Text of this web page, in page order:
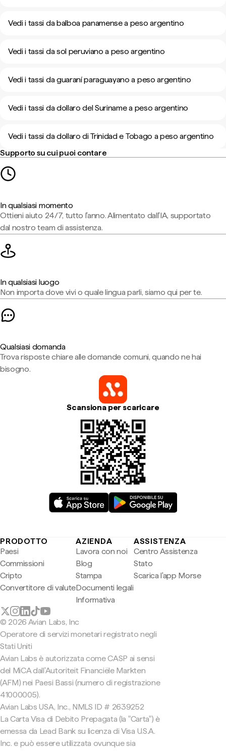
Vedi i tassi da balboa panamense a peso argentino
Vedi i tassi da sol peruviano a peso argentino
Vedi i tassi da guaraní paraguayano a peso argentino
Vedi i tassi da dollaro del Suriname a peso argentino
Vedi i tassi da dollaro di Trinidad e Tobago a peso argentino
Supporto su cui puoi contare
In qualsiasi momento
Ottieni aiuto 24/7, tutto l'anno. Alimentato dall'IA, supportato
dal nostro team di assistenza.
In qualsiasi luogo
Non importa dove vivi o quale lingua parli, siamo qui per te.
Qualsiasi domanda
Trova risposte chiare alle domande comuni, quando ne hai
bisogno.
Scansiona per scaricare
PRODOTTO
Paesi
Commissioni
Cripto
Convertitore di valute
AZIENDA
Lavora con noi
Blog
Stampa
Documenti legali
Informativa
ASSISTENZA
Centro Assistenza
Stato
Scarica l'app Morse
© 2026 Avian Labs, Inc
Operatore di servizi monetari registrato negli
Stati Uniti
Avian Labs è autorizzata come CASP ai sensi
del MiCA dall'Autoriteit Financiële Markten
(AFM) nei Paesi Bassi (numero di registrazione
41000005).
Avian Labs USA, Inc., NMLS ID # 2639252
La Carta Visa di Debito Prepagata (la "Carta") è
emessa da Lead Bank su licenza di Visa U.S.A.
Inc. e può essere utilizzata ovunque sia